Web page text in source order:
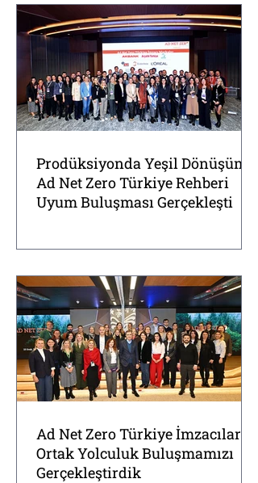
Prodüksiyonda Yeşil Dönüşüm:
Ad Net Zero Türkiye Rehberi
Uyum Buluşması Gerçekleşti
Ad Net Zero Türkiye İmzacılar ve
Ortak Yolculuk Buluşmamızı
Gerçekleştirdik